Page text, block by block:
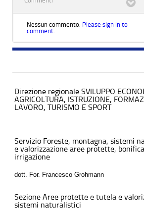
Nessun commento. Please sign in to
comment.
Direzione regionale SVILUPPO
AGRICOLTURA, ISTRUZIONE,
LAVORO, TURISMO E SPORT
Servizio Foreste, montagna, sistemi
e valorizzazione aree protette,
irrigazione
dott. For. Francesco Grohmann
Sezione Aree protette e tutela e
sistemi naturalistici